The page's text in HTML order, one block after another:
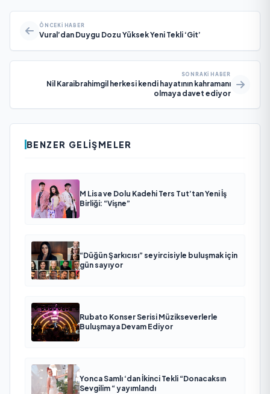
ÖNCEKI HABER
Vural’dan Duygu Dozu Yüksek Yeni Tekli ‘Git’
SONRAKI HABER
Nil Karaibrahimgil herkesi kendi hayatının kahramanı
olmaya davet ediyor
BENZER GELIŞMELER
M Lisa ve Dolu Kadehi Ters Tut’tan Yeni İş
Birliği: “Vişne”
“Düğün Şarkıcısı” seyircisiyle buluşmak için
gün sayıyor
Rubato Konser Serisi Müzikseverlerle
Buluşmaya Devam Ediyor
Yonca Samlı ‘dan İkinci Tekli “Donacaksın
Sevgilim “ yayımlandı